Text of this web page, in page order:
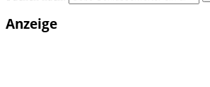
Anzeige